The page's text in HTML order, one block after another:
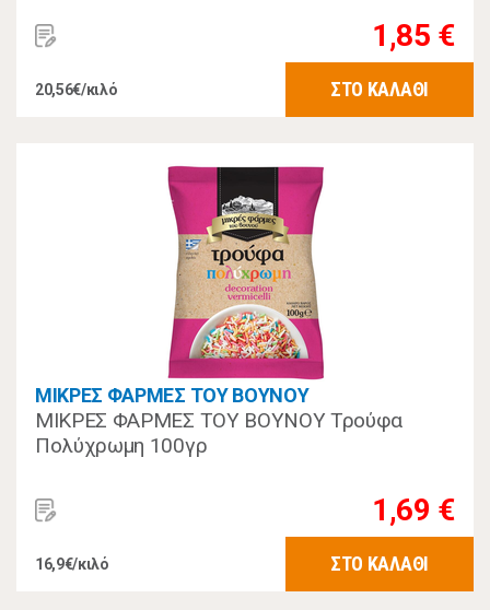
1,85 €
20,56€/κιλό ΣΤΟ ΚΑΛΑΘΙ
ΜΙΚΡΕΣ ΦΑΡΜΕΣ ΤΟΥ ΒΟΥΝΟΥ
ΜΙΚΡΕΣ ΦΑΡΜΕΣ ΤΟΥ ΒΟΥΝΟΥ Τρούφα
Πολύχρωμη 100γρ
1,69 €
16,9€/κιλό ΣΤΟ ΚΑΛΑΘΙ